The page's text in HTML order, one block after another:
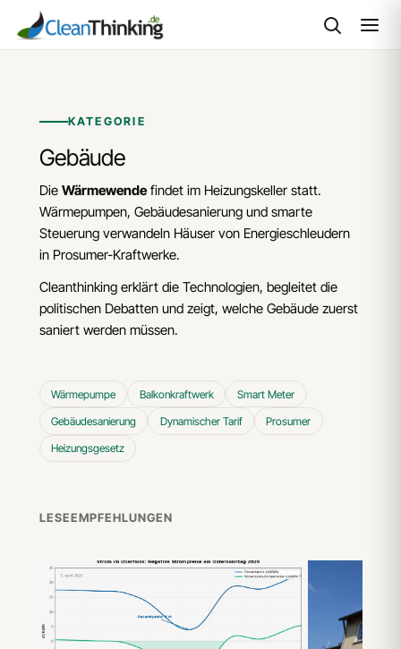
KATEGORIE
Gebäude
Die Wärmewendefindet im Heizungskeller statt.
Wärmepumpen, Gebäudesanierung und smarte
Steuerung verwandeln Häuser von Energieschleudern
in Prosumer-Kraftwerke.
Cleanthinking erklärt die Technologien, begleitet die
politischen Debatten und zeigt, welche Gebäude zuerst
saniert werden müssen.
Wärmepumpe Balkonkraftwerk Smart Meter
Gebäudesanierung Dynamischer Tarif Prosumer
Heizungsgesetz
LESEEMPFEHLUNGEN